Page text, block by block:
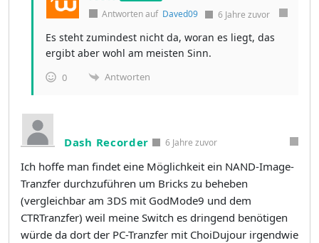
Antworten auf Daved09 6 Jahre zuvor
Es steht zumindest nicht da, woran es liegt, das
ergibt aber wohl am meisten Sinn.
0 Antworten
Dash Recorder 6 Jahre zuvor
Ich hoffe man findet eine Möglichkeit ein NAND-Image-
Tranzfer durchzuführen um Bricks zu beheben
(vergleichbar am 3DS mit GodMode9 und dem
CTRTranzfer) weil meine Switch es dringend benötigen
würde da dort der PC-Tranzfer mit ChoiDujour irgendwie